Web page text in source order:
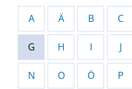
A Ä B C
G H I J
N O Ö P